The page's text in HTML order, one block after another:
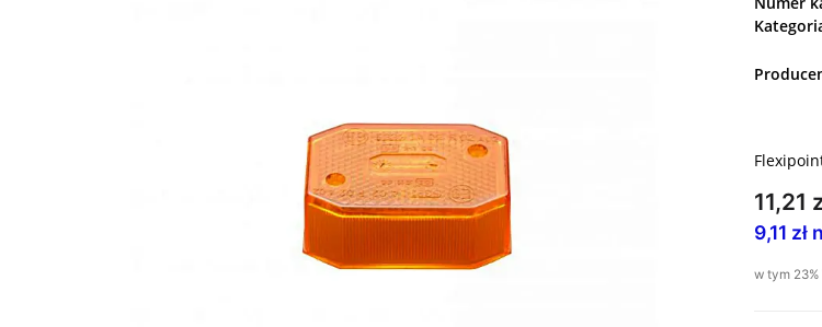
11,21
9,11 zł
w tym 23%